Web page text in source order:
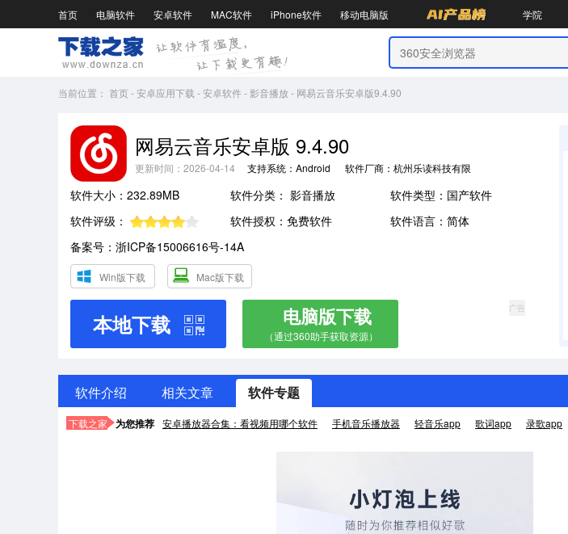
首页 电脑软件 安卓软件 MAC软件 iPhone软件 移动电脑版 学院
当前位置： 首页-安卓应用下载 -安卓软件-影音播放- 网易云音乐安卓版9.4.90
网易云音乐安卓版 9.4.90
更新时间：2026-04-14 支持系统：Android 软件厂商：杭州乐读科技有限公司
软件大小：232.89MB 软件分类： 影音播放
软件类型：国产软件
软件评级：
软件授权：免费软件
软件语言：简体
备案号：浙ICP备15006616号-14A
Win版下载 Mac版下载
本地下载 电脑版下载
（通过360助手获取资源）
广告
软件介绍 相关文章 软件专题
下载之家 为您推荐 安卓播放器合集：看视频用哪个软件 手机音乐播放器 轻音乐app 歌词app 录歌app